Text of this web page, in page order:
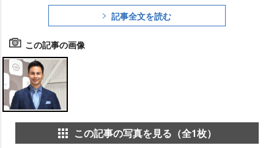
記事全文を読む
この記事の画像
この記事の写真を見る（全1枚）